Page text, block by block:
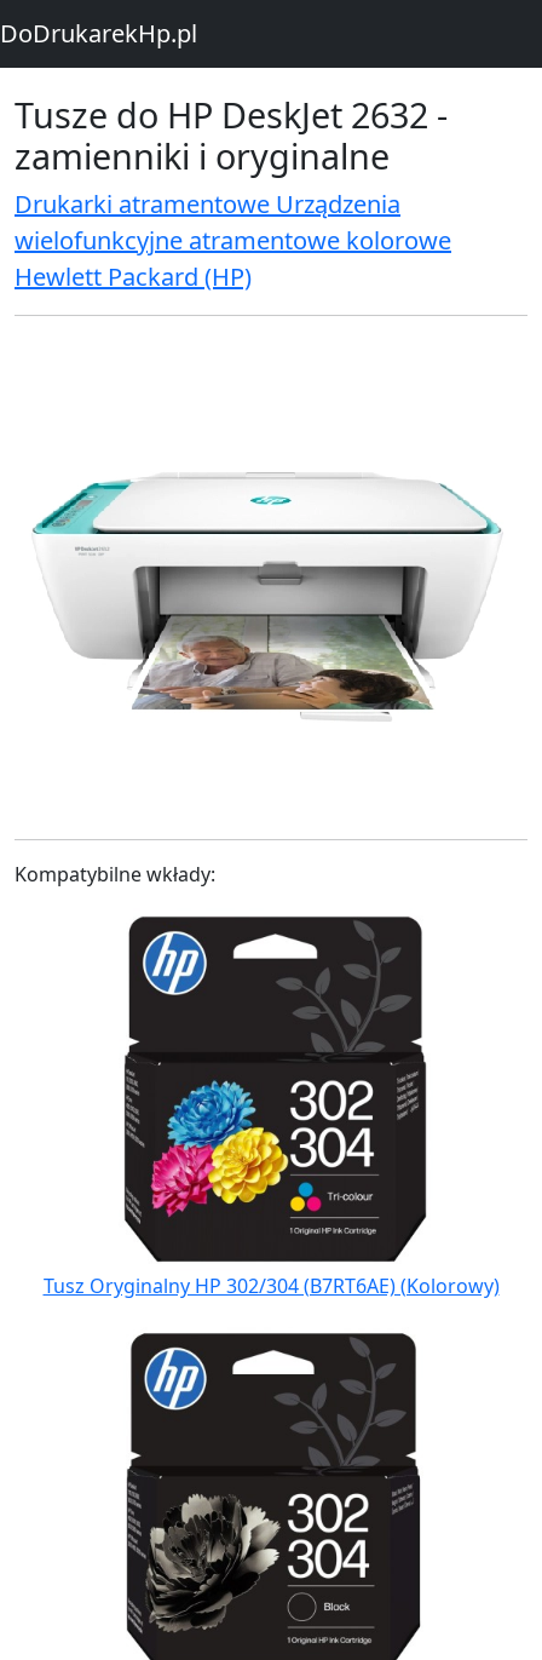
DoDrukarekHp.pl
Tusze do HP DeskJet 2632 -
zamienniki i oryginalne
Drukarki atramentowe Urządzenia
wielofunkcyjne atramentowe kolorowe
Hewlett Packard (HP)
Kompatybilne wkłady:
Tusz Oryginalny HP 302/304 (B7RT6AE) (Kolorowy)